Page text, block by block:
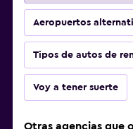
Aeropuertos
Tipos de autos de
Voy a tener suerte
Otras agencias que